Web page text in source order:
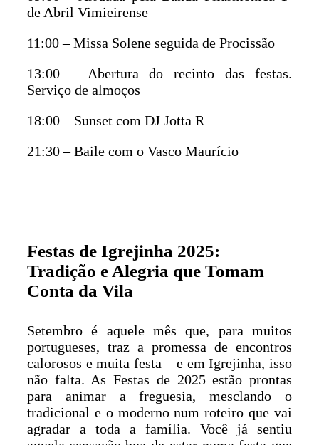
de Abril Vimieirense
11:00 – Missa Solene seguida de Procissão
13:00 – Abertura do recinto das festas.
Serviço de almoços
18:00 – Sunset com DJ Jotta R
21:30 – Baile com o Vasco Maurício
Festas de Igrejinha 2025:
Tradição e Alegria que Tomam
Conta da Vila
Setembro é aquele mês que, para muitos
portugueses, traz a promessa de encontros
calorosos e muita festa – e em Igrejinha, isso
não falta. As Festas de 2025 estão prontas
para animar a freguesia, mesclando o
tradicional e o moderno num roteiro que vai
agradar a toda a família. Você já sentiu